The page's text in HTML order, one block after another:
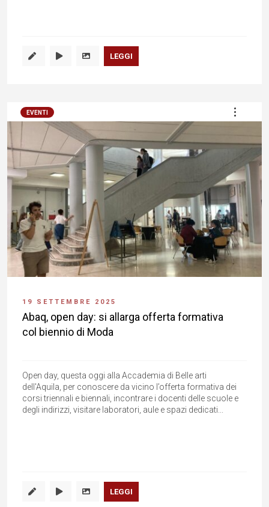
LEGGI
EVENTI
19 SETTEMBRE 2025
Abaq, open day: si allarga offerta formativa
col biennio di Moda
Open day, questa oggi alla Accademia di Belle arti
dell'Aquila, per conoscere da vicino l’offerta formativa dei
corsi triennali e biennali, incontrare i docenti delle scuole e
degli indirizzi, visitare laboratori, aule e spazi dedicati...
LEGGI